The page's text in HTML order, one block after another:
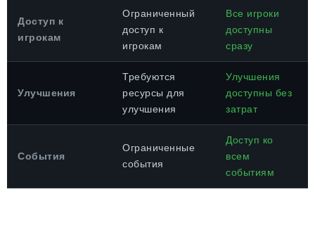
Доступ к
игрокам
Ограниченный
доступ к
игрокам
Все игроки
доступны
сразу
Улучшения
Требуются
ресурсы для
улучшения
Улучшения
доступны без
затрат
События
Ограниченные
события
Доступ ко
всем
событиям